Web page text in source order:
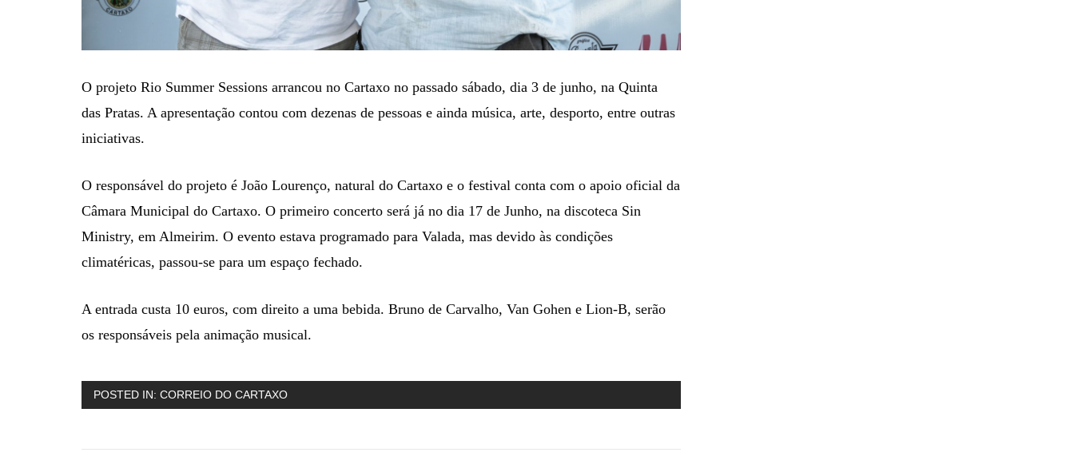
O projeto Rio Summer Sessions arrancou no Cartaxo no passado sábado, dia 3 de junho, na Quinta
das Pratas. A apresentação contou com dezenas de pessoas e ainda música, arte, desporto, entre outras
iniciativas.
O responsável do projeto é João Lourenço, natural do Cartaxo e o festival conta com o apoio oficial da
Câmara Municipal do Cartaxo. O primeiro concerto será já no dia 17 de Junho, na discoteca Sin
Ministry, em Almeirim. O evento estava programado para Valada, mas devido às condições
climatéricas, passou-se para um espaço fechado.
A entrada custa 10 euros, com direito a uma bebida. Bruno de Carvalho, Van Gohen e Lion-B, serão
os responsáveis pela animação musical.
POSTED IN: CORREIO DO CARTAXO